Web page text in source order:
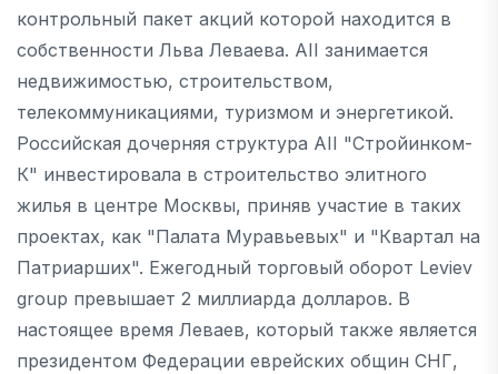
контрольный пакет акций которой находится в
собственности Льва Леваева. AII занимается
недвижимостью, строительством,
телекоммуникациями, туризмом и энергетикой.
Российская дочерняя структура AII "Стройинком-
К" инвестировала в строительство элитного
жилья в центре Москвы, приняв участие в таких
проектах, как "Палата Муравьевых" и "Квартал на
Патриарших". Ежегодный торговый оборот Leviev
group превышает 2 миллиарда долларов. В
настоящее время Леваев, который также является
президентом Федерации еврейских общин СНГ,